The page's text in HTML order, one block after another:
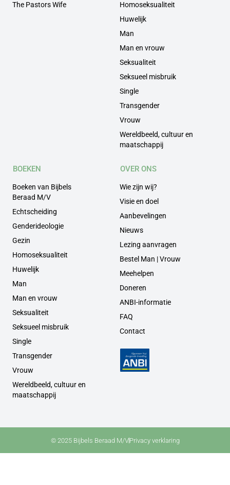
The Pastors Wife
Homoseksualiteit
Huwelijk
Man
Man en vrouw
Seksualiteit
Seksueel misbruik
Single
Transgender
Vrouw
Wereldbeeld, cultuur en
maatschappij
BOEKEN
Boeken van Bijbels
Beraad M/V
Echtscheiding
Genderideologie
Gezin
Homoseksualiteit
Huwelijk
Man
Man en vrouw
Seksualiteit
Seksueel misbruik
Single
Transgender
Vrouw
Wereldbeeld, cultuur en
maatschappij
OVER ONS
Wie zijn wij?
Visie en doel
Aanbevelingen
Nieuws
Lezing aanvragen
Bestel Man | Vrouw
Meehelpen
Doneren
ANBI-informatie
FAQ
Contact
© 2025 Bijbels Beraad M/VPrivacy verklaring